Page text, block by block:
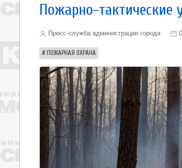
Пожарно-тактические
Пресс-служба администрации города
ПОЖАРНАЯ ОХРАНА